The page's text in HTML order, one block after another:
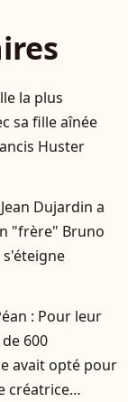
la plus
sa fille aînée
Huster
Dujardin a
"frère" Bruno
: Pour leur
600
avait opté pour
créatrice